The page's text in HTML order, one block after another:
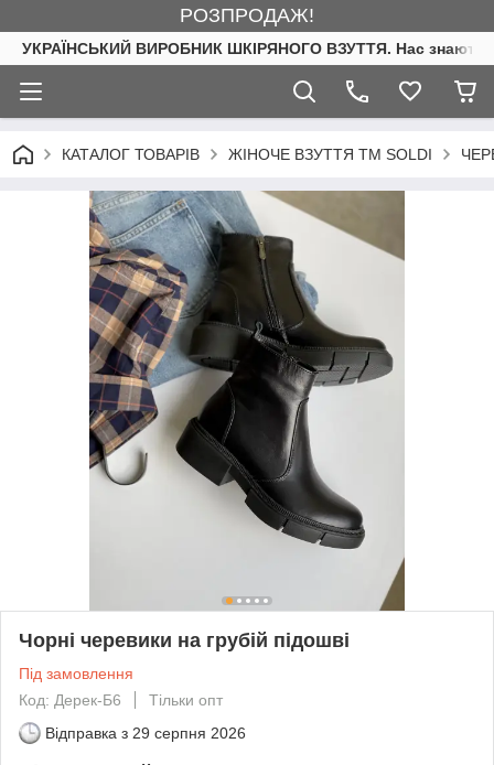
РОЗПРОДАЖ!
УКРАЇНСЬКИЙ ВИРОБНИК ШКІРЯНОГО ВЗУТТЯ. Нас знають.
КАТАЛОГ ТОВАРІВ ЖІНОЧЕ ВЗУТТЯ ТМ SOLDI
Чорні черевики на грубій підошві
Під замовлення
Код: Дерек-Б6
Тільки опт
Відправка з 29 серпня 2026